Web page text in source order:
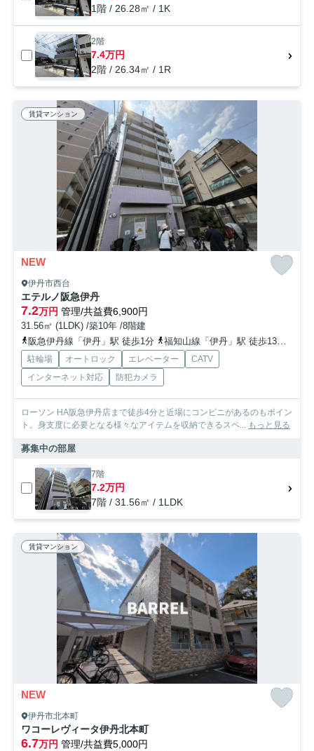
1階 / 26.28㎡ / 1K
2階
7.4万円
2階 / 26.34㎡ / 1R
賃貸マンション
NEW
伊丹市西台
エテルノ阪急伊丹
7.2万円 管理/共益費6,900円
31.56㎡ (1LDK) /築10年 /8階建
阪急伊丹線「伊丹」駅 徒歩1分
福知山線「伊丹」駅 徒歩13分
駐輪場 オートロック エレベーター
CATV
インターネット対応
防犯カメラ
ローソン HA阪急伊丹店まで徒歩4分と近場にコンビニがあるのもポイン
ト。身支度に必要となる様々なアイテムを収納できるスペ...
もっと見る
募集中の部屋
7階
7.2万円
7階 / 31.56㎡ / 1LDK
賃貸マンション
NEW
伊丹市北本町
ワコーレヴィータ伊丹北本町
6.7万円 管理/共益費5,000円